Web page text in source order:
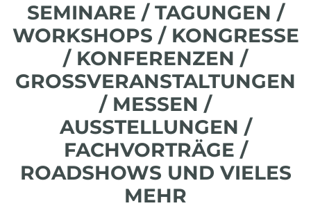
SEMINARE / TAGUNGEN /
WORKSHOPS / KONGRESSE
/ KONFERENZEN /
GROSSVERANSTALTUNGEN
/ MESSEN /
AUSSTELLUNGEN /
FACHVORTRÄGE /
ROADSHOWS UND VIELES
MEHR